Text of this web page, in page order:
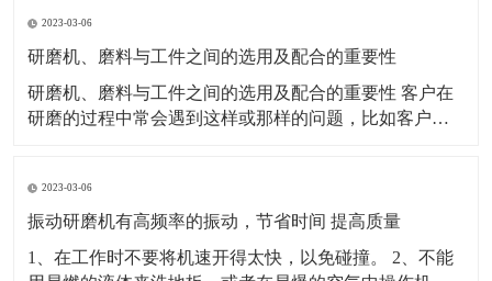
定期维护和保养,使自动抛光机处于良好的生产和运行状
态,保证了正常生产。首先
2023-03-06
研磨机、磨料与工件之间的选用及配合的重要性
研磨机、磨料与工件之间的选用及配合的重要性 客户在
研磨的过程中常会遇到这样或那样的问题，比如客户研
材料或研磨机械造成的。 例如，一个生产箱包五金的客
户，他的产品都是锌合金压铸件，他使用棕刚玉研磨
2023-03-06
振动研磨机有高频率的振动，节省时间 提高质量
1、在工作时不要将机速开得太快，以免碰撞。 2、不能